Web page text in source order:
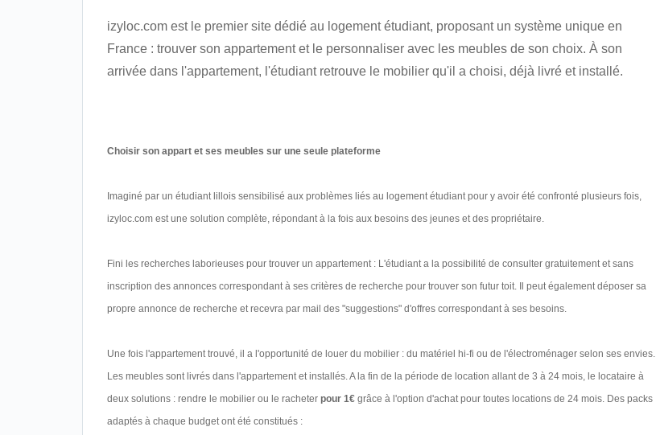
izyloc.com est le premier site dédié au logement étudiant, proposant un système unique en
France : trouver son appartement et le personnaliser avec les meubles de son choix. À son
arrivée dans l'appartement, l'étudiant retrouve le mobilier qu'il a choisi, déjà livré et installé.
Choisir son appart et ses meubles sur une seule plateforme
Imaginé par un étudiant lillois sensibilisé aux problèmes liés au logement étudiant pour y avoir été confronté plusieurs fois,
izyloc.com est une solution complète, répondant à la fois aux besoins des jeunes et des propriétaire.
Fini les recherches laborieuses pour trouver un appartement : L'étudiant a la possibilité de consulter gratuitement et sans
inscription des annonces correspondant à ses critères de recherche pour trouver son futur toit. Il peut également déposer sa
propre annonce de recherche et recevra par mail des "suggestions" d'offres correspondant à ses besoins.
Une fois l'appartement trouvé, il a l'opportunité de louer du mobilier : du matériel hi-fi ou de l'électroménager selon ses envies.
Les meubles sont livrés dans l'appartement et installés. A la fin de la période de location allant de 3 à 24 mois, le locataire à
deux solutions : rendre le mobilier ou le racheter pour 1€ grâce à l'option d'achat pour toutes locations de 24 mois. Des packs
adaptés à chaque budget ont été constitués :